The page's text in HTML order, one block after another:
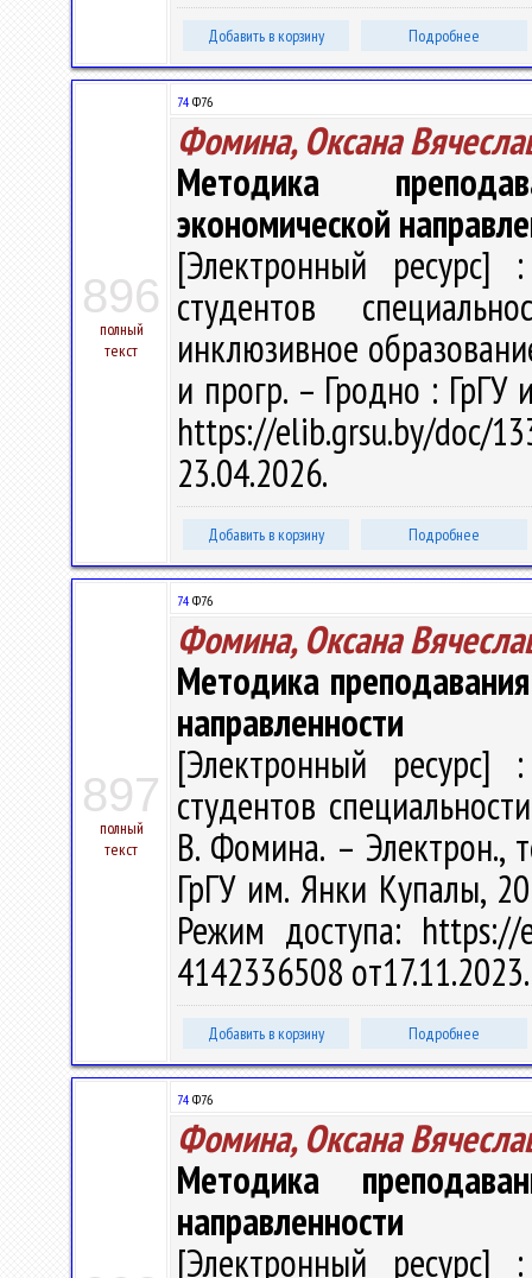
Добавить в корзину Подробнее
896
полный
текст
74 Ф76
Фомина, Оксана
Методика
экономической
[Электронный ресурс]
студентов
инклюзивное
и прогр. – Гродно :
https://elib.grsu.by/doc/
23.04.2026.
Добавить в корзину Подробнее
897
полный
текст
74 Ф76
Фомина, Оксана
Методика
направленности
[Электронный ресурс]
студентов
В. Фомина. – Электрон.,
ГрГУ им. Янки Купалы,
Режим доступа: https://
4142336508
Добавить в корзину Подробнее
74 Ф76
Фомина, Оксана
Методика
направленности
[Электронный ресурс]